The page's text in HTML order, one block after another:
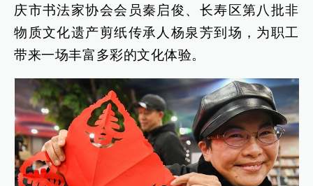
庆市书法家协会会员秦启俊、长寿区第八批非
物质文化遗产剪纸传承人杨泉芳到场，为职工
带来一场丰富多彩的文化体验。